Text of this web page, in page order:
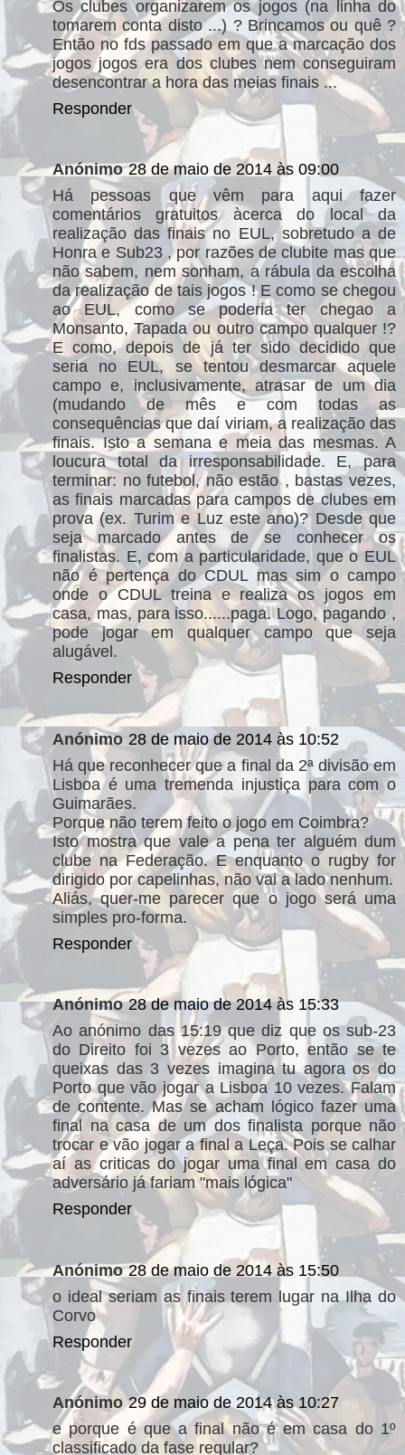
Os clubes organizarem os jogos (na linha do
tomarem conta disto ...) ? Brincamos ou quê ?
Então no fds passado em que a marcação dos
jogos jogos era dos clubes nem conseguiram
desencontrar a hora das meias finais ...
Responder
Anónimo 28 de maio de 2014 às 09:00
Há pessoas que vêm para aqui fazer
comentários gratuitos àcerca do local da
realização das finais no EUL, sobretudo a de
Honra e Sub23 , por razões de clubite mas que
não sabem, nem sonham, a rábula da escolha
da realização de tais jogos ! E como se chegou
ao EUL, como se poderia ter chegao a
Monsanto, Tapada ou outro campo qualquer !?
E como, depois de já ter sido decidido que
seria no EUL, se tentou desmarcar aquele
campo e, inclusivamente, atrasar de um dia
(mudando de mês e com todas as
consequências que daí viriam, a realização das
finais. Isto a semana e meia das mesmas. A
loucura total da irresponsabilidade. E, para
terminar: no futebol, não estão , bastas vezes,
as finais marcadas para campos de clubes em
prova (ex. Turim e Luz este ano)? Desde que
seja marcado antes de se conhecer os
finalistas. E, com a particularidade, que o EUL
não é pertença do CDUL mas sim o campo
onde o CDUL treina e realiza os jogos em
casa, mas, para isso......paga. Logo, pagando ,
pode jogar em qualquer campo que seja
alugável.
Responder
Anónimo 28 de maio de 2014 às 10:52
Há que reconhecer que a final da 2ª divisão em
Lisboa é uma tremenda injustiça para com o
Guimarães.
Porque não terem feito o jogo em Coimbra?
Isto mostra que vale a pena ter alguém dum
clube na Federação. E enquanto o rugby for
dirigido por capelinhas, não vai a lado nenhum.
Aliás, quer-me parecer que o jogo será uma
simples pro-forma.
Responder
Anónimo 28 de maio de 2014 às 15:33
Ao anónimo das 15:19 que diz que os sub-23
do Direito foi 3 vezes ao Porto, então se te
queixas das 3 vezes imagina tu agora os do
Porto que vão jogar a Lisboa 10 vezes. Falam
de contente. Mas se acham lógico fazer uma
final na casa de um dos finalista porque não
trocar e vão jogar a final a Leça. Pois se calhar
aí as criticas do jogar uma final em casa do
adversário já fariam "mais lógica"
Responder
Anónimo 28 de maio de 2014 às 15:50
o ideal seriam as finais terem lugar na Ilha do
Corvo
Responder
Anónimo 29 de maio de 2014 às 10:27
e porque é que a final não é em casa do 1º
classificado da fase regular?